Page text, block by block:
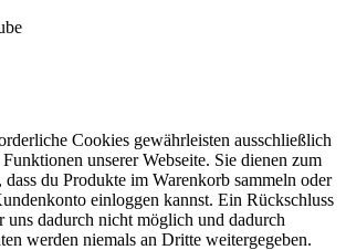
Cookies gewährleisten ausschließlich
unserer Webseite. Sie dienen zum
dass du Produkte im Warenkorb sammeln oder
einloggen kannst. Ein Rückschluss
uns dadurch nicht möglich und dadurch
werden niemals an Dritte weitergegeben.